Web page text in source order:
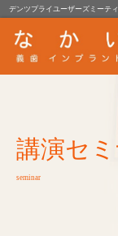
デンツプライユーザーズミーテ
講演セ
seminar